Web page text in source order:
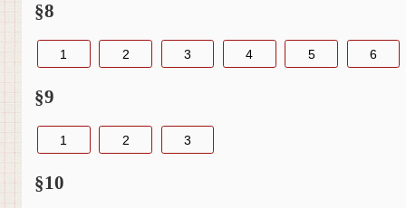
§8
1 2 3 4 5 6
§9
1 2 3
§10